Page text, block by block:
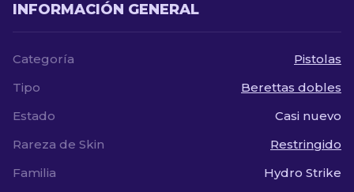
INFORMACIÓN GENERAL
Categoría
Pistolas
Tipo
Berettas dobles
Estado
Casi nuevo
Rareza de Skin
Restringido
Familia
Hydro Strike